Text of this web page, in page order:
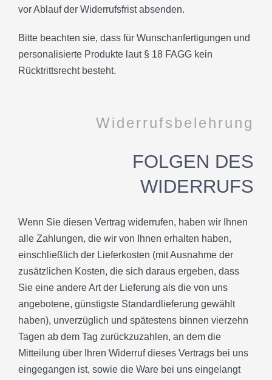
vor Ablauf der Widerrufsfrist absenden.
Bitte beachten sie, dass für Wunschanfertigungen und
personalisierte Produkte laut § 18 FAGG kein
Rücktrittsrecht besteht.
Wenn Sie diesen Vertrag widerrufen, haben wir Ihnen
alle Zahlungen, die wir von Ihnen erhalten haben,
einschließlich der Lieferkosten (mit Ausnahme der
zusätzlichen Kosten, die sich daraus ergeben, dass
Sie eine andere Art der Lieferung als die von uns
angebotene, günstigste Standardlieferung gewählt
haben), unverzüglich und spätestens binnen vierzehn
Tagen ab dem Tag zurückzuzahlen, an dem die
Mitteilung über Ihren Widerruf dieses Vertrags bei uns
eingegangen ist, sowie die Ware bei uns eingelangt
Widerrufsbelehrung
FOLGEN DES
WIDERRUFS